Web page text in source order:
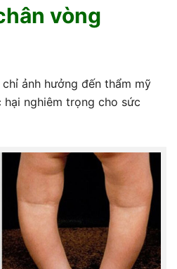
vòng
ảnh hưởng đến thẩm mỹ
nghiêm trọng cho sức